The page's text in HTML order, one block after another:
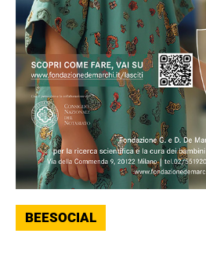
BEESOCIAL